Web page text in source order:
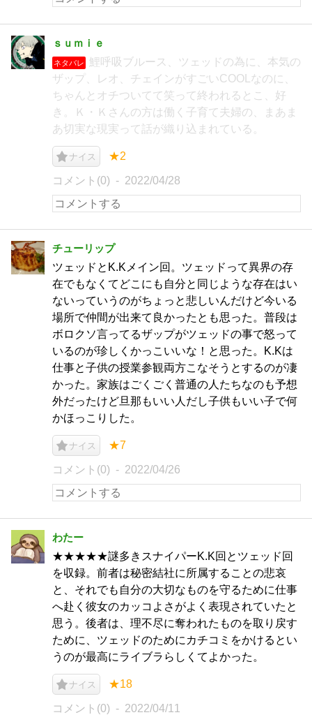
ｓｕｍｉｅ
ネタバレ
鯉呼吸ブルース、ツェッドの為に、本気の
ザップ、レオ、チェインがすごいCOOLなのに、
ちゃんとオチついてて笑って終われるとこ、好
き。Ｋ・Ｋさんの方は働く子育て夫婦の、まあま
あ切実な現実って話が織り込まれている。
ナイス ★2
コメント(0) 2022/04/28
チューリップ
ツェッドとK.Kメイン回。ツェッドって異界の存
在でもなくてどこにも自分と同じような存在はい
ないっていうのがちょっと悲しいんだけど今いる
場所で仲間が出来て良かったとも思った。普段は
ボロクソ言ってるザップがツェッドの事で怒って
いるのが珍しくかっこいいな！と思った。K.Kは
仕事と子供の授業参観両方こなそうとするのが凄
かった。家族はごくごく普通の人たちなのも予想
外だったけど旦那もいい人だし子供もいい子で何
かほっこりした。
ナイス ★7
コメント(0) 2022/04/26
わたー
★★★★★謎多きスナイパーK.K回とツェッド回
を収録。前者は秘密結社に所属することの悲哀
と、それでも自分の大切なものを守るために仕事
へ赴く彼女のカッコよさがよく表現されていたと
思う。後者は、理不尽に奪われたものを取り戻す
ために、ツェッドのためにカチコミをかけるとい
うのが最高にライブラらしくてよかった。
ナイス ★18
コメント(0) 2022/04/11